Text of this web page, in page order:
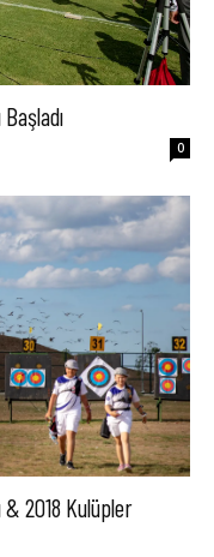
0
& 2018 Kulüpler